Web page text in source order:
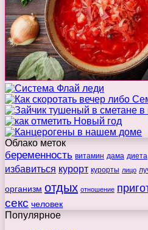
Облако меток
беременность витамин дама диета
избавиться курорт курорты лицо
организм отдых отношение
секс человек
Популярное